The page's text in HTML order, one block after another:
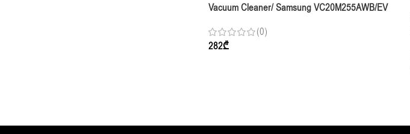
Vacuum Cleaner/ Samsung VC20M255AWB/EV
(0)
282₾